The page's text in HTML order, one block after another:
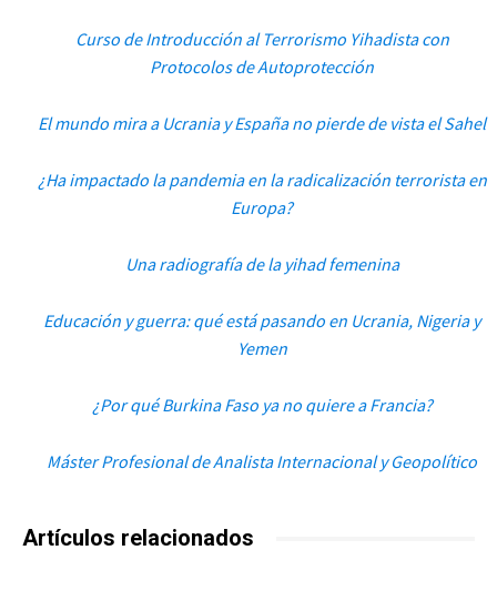
Curso de Introducción al Terrorismo Yihadista con
Protocolos de Autoprotección
El mundo mira a Ucrania y España no pierde de vista el Sahel
¿Ha impactado la pandemia en la radicalización terrorista en
Europa?
Una radiografía de la yihad femenina
Educación y guerra: qué está pasando en Ucrania, Nigeria y
Yemen
¿Por qué Burkina Faso ya no quiere a Francia?
Máster Profesional de Analista Internacional y Geopolítico
Artículos relacionados